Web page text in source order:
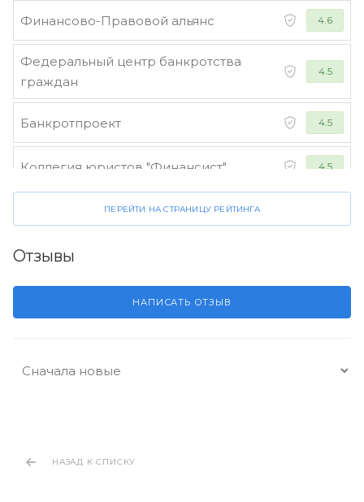
Финансово-Правовой альянс 4.6
Федеральный центр банкротства
граждан
4.5
Банкротпроект 4.5
Коллегия юристов "Финансист" 4.5
ПЕРЕЙТИ НА СТРАНИЦУ РЕЙТИНГА
Отзывы
НАПИСАТЬ ОТЗЫВ
НАЗАД К СПИСКУ